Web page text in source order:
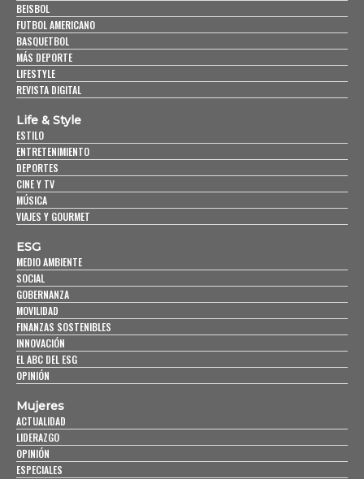
BEISBOL
FUTBOL AMERICANO
BASQUETBOL
MÁS DEPORTE
LIFESTYLE
REVISTA DIGITAL
Life & Style
ESTILO
ENTRETENIMIENTO
DEPORTES
CINE Y TV
MÚSICA
VIAJES Y GOURMET
ESG
MEDIO AMBIENTE
SOCIAL
GOBERNANZA
MOVILIDAD
FINANZAS SOSTENIBLES
INNOVACIÓN
EL ABC DEL ESG
OPINIÓN
Mujeres
ACTUALIDAD
LIDERAZGO
OPINIÓN
ESPECIALES